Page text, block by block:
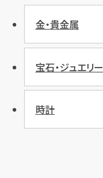
金・貴金属
宝石・ジュエリー
時計